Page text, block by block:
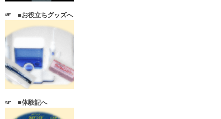
☞ ■お役立ちグッズへ
☞ ■体験記へ